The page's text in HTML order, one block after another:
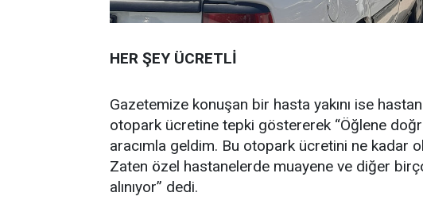
HER ŞEY ÜCRETLİ
Gazetemize konuşan bir hasta yakını ise
otopark ücretine tepki göstererek “Öğlene
aracımla geldim. Bu otopark ücretini ne kadar
Zaten özel hastanelerde muayene ve diğer
alınıyor” dedi.